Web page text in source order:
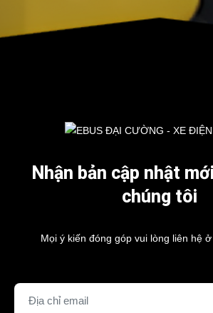
Nhận bản cập nhật
chúng tôi
Mọi ý kiến đóng góp vui lòng liên hệ